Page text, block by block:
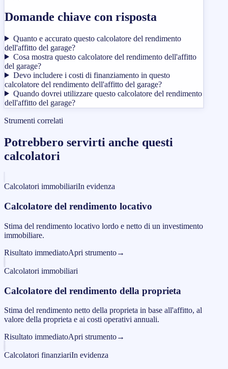
Domande chiave con risposta
Quanto e accurato questo calcolatore del rendimento
dell'affitto del garage?
Cosa mostra questo calcolatore del rendimento dell'affitto
del garage?
Devo includere i costi di finanziamento in questo
calcolatore del rendimento dell'affitto del garage?
Quando dovrei utilizzare questo calcolatore del rendimento
dell'affitto del garage?
Strumenti correlati
Potrebbero servirti anche questi
calcolatori
Calcolatori immobiliariIn evidenza
Calcolatore del rendimento locativo
Stima del rendimento locativo lordo e netto di un investimento
immobiliare.
Risultato immediatoApri strumento→
Calcolatori immobiliari
Calcolatore del rendimento della proprieta
Stima del rendimento netto della proprieta in base all'affitto, al
valore della proprieta e ai costi operativi annuali.
Risultato immediatoApri strumento→
Calcolatori finanziariIn evidenza